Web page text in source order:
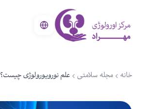
خانه مجله سلامتی علم نورویورولوژی چیست؟